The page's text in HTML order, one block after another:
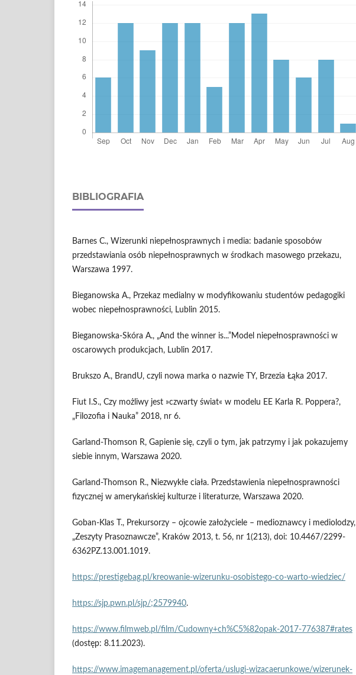
BIBLIOGRAFIA
Barnes C., Wizerunki niepełnosprawnych i media: badanie sposobów
przedstawiania osób niepełnosprawnych w środkach masowego przekazu,
Warszawa 1997.
Bieganowska A., Przekaz medialny w modyfikowaniu studentów pedagogiki
wobec niepełnosprawności, Lublin 2015.
Bieganowska-Skóra A., „And the winner is...”Model niepełnosprawności w
oscarowych produkcjach, Lublin 2017.
Brukszo A., BrandU, czyli nowa marka o nazwie TY, Brzezia Łąka 2017.
Fiut I.S., Czy możliwy jest »czwarty świat« w modelu EE Karla R. Poppera?,
„Filozofia i Nauka” 2018, nr 6.
Garland-Thomson R, Gapienie się, czyli o tym, jak patrzymy i jak pokazujemy
siebie innym, Warszawa 2020.
Garland-Thomson R., Niezwykłe ciała. Przedstawienia niepełnosprawności
fizycznej w amerykańskiej kulturze i literaturze, Warszawa 2020.
Goban-Klas T., Prekursorzy – ojcowie założyciele – medioznawcy i mediolodzy,
„Zeszyty Prasoznawcze”, Kraków 2013, t. 56, nr 1(213), doi: 10.4467/2299-
6362PZ.13.001.1019.
https://prestigebag.pl/kreowanie-wizerunku-osobistego-co-warto-wiedziec/
https://sjp.pwn.pl/sjp/;2579940.
https://www.filmweb.pl/film/Cudowny+ch%C5%82opak-2017-776387#rates
(dostęp: 8.11.2023).
https://www.imagemanagement.pl/oferta/uslugi-wizacaerunkowe/wizerunek-